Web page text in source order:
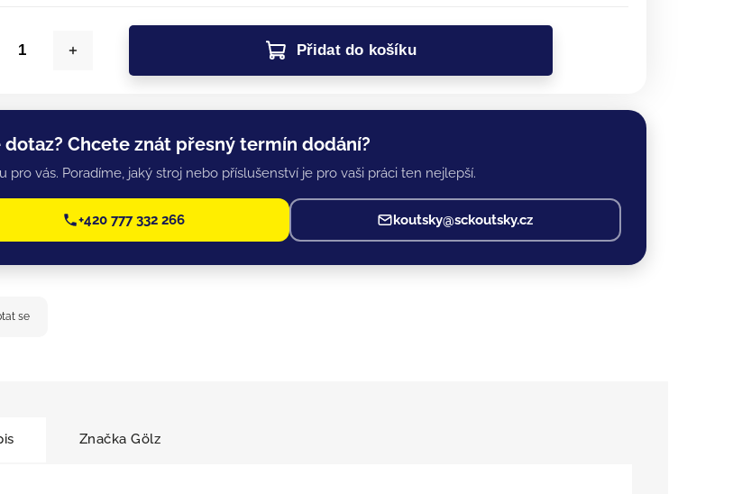
Přidat do košíku
dotaz? Chcete znát přesný termín dodání?
pro vás. Poradíme, jaký stroj nebo příslušenství je pro vaši práci ten nejlepší.
+420 777 332 266 koutsky@sckoutsky.cz
se
Značka Gölz